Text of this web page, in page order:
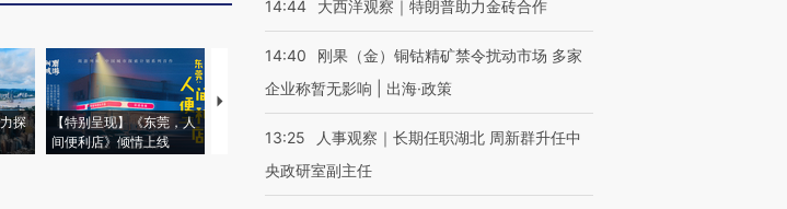
探
【特别呈现】《东莞，人
间便利店》倾情上线
【推广】走进第四届链博
有意思的生活方式·第三对
住三大增长引擎是什么？
14:44 大西洋观察｜特朗普助力金砖合作
14:40
刚果（金）铜钴精矿禁令扰动市场 多家
企业称暂无影响 | 出海·政策
13:25
人事观察｜长期任职湖北 周新群升任中
央政研室副主任